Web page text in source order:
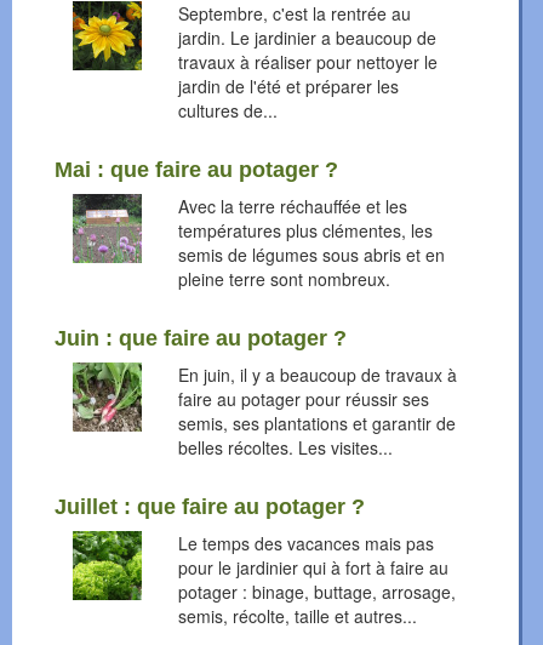
Septembre, c'est la rentrée au
jardin. Le jardinier a beaucoup de
travaux à réaliser pour nettoyer le
jardin de l'été et préparer les
cultures de...
Mai : que faire au potager ?
Avec la terre réchauffée et les
températures plus clémentes, les
semis de légumes sous abris et en
pleine terre sont nombreux.
Juin : que faire au potager ?
En juin, il y a beaucoup de travaux à
faire au potager pour réussir ses
semis, ses plantations et garantir de
belles récoltes. Les visites...
Juillet : que faire au potager ?
Le temps des vacances mais pas
pour le jardinier qui à fort à faire au
potager : binage, buttage, arrosage,
semis, récolte, taille et autres...